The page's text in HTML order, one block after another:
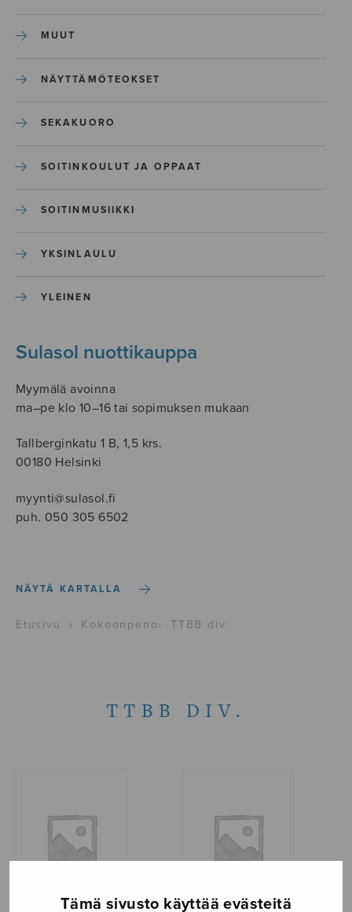
Tämä sivusto käyttää evästeitä
MUUT
NÄYTTÄMÖTEOKSET
SEKAKUORO
SOITINKOULUT JA OPPAAT
SOITINMUSIIKKI
YKSINLAULU
YLEINEN
Sulasol nuottikauppa
Myymälä avoinna
ma–pe klo 10–16 tai sopimuksen mukaan
Tallberginkatu 1 B, 1,5 krs.
00180 Helsinki
myynti@sulasol.fi
puh. 050 305 6502
NÄYTÄ KARTALLA
Etusivu › Kokoonpano› TTBB div.
TTBB DIV.